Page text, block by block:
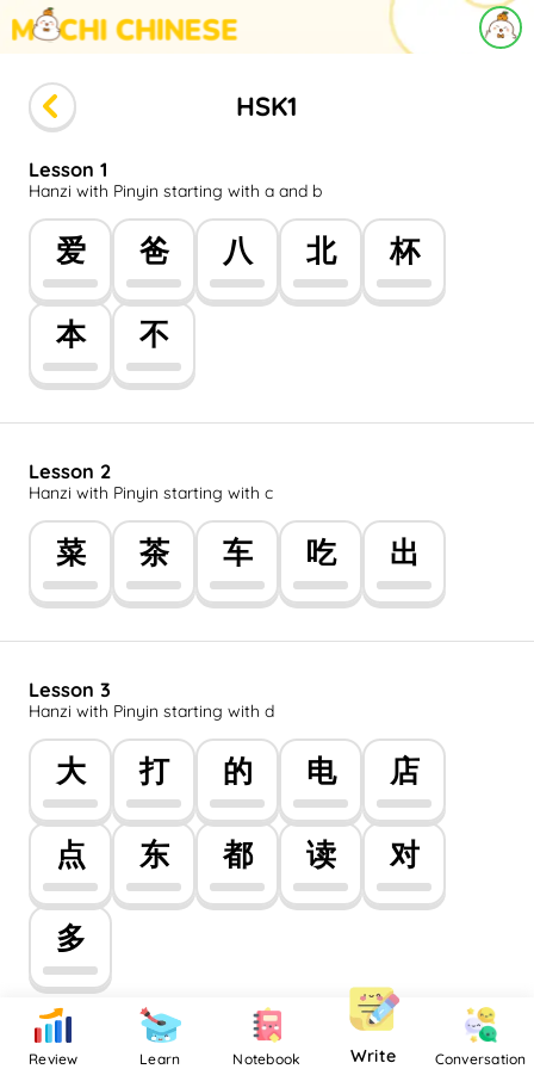
Review Learn Notebook Write Conversation
Account setting
HSK1
Lesson 1
Hanzi with Pinyin starting with a and b
爱 爸 八 北 杯
本 不
Lesson 2
Hanzi with Pinyin starting with c
菜 茶 车 吃 出
Lesson 3
Hanzi with Pinyin starting with d
大 打 的 电 店
点 东 都 读 对
多